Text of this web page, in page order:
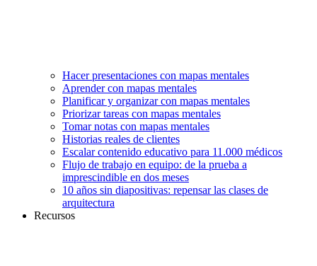
Hacer presentaciones con mapas mentales
Aprender con mapas mentales
Planificar y organizar con mapas mentales
Priorizar tareas con mapas mentales
Tomar notas con mapas mentales
Historias reales de clientes
Escalar contenido educativo para 11.000 médicos
Flujo de trabajo en equipo: de la prueba a
imprescindible en dos meses
10 años sin diapositivas: repensar las clases de
arquitectura
Recursos